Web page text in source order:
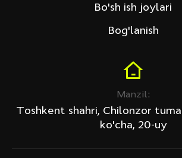
Manzil:
Toshkent shahri, Chilonzor
ko'cha, 20-uy
Bo'sh ish joylari
Bog'lanish